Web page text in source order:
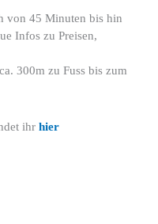
von 45 Minuten bis hin
Infos zu Preisen,
300m zu Fuss bis zum
ihr hier